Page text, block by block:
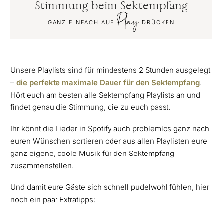
Stimmung beim Sektempfang
GANZ EINFACH AUF PlayDRÜCKEN
Unsere Playlists sind für mindestens 2 Stunden ausgelegt
– die perfekte maximale Dauer für den Sektempfang.
Hört euch am besten alle Sektempfang Playlists an und
findet genau die Stimmung, die zu euch passt.
Ihr könnt die Lieder in Spotify auch problemlos ganz nach
euren Wünschen sortieren oder aus allen Playlisten eure
ganz eigene, coole Musik für den Sektempfang
zusammenstellen.
Und damit eure Gäste sich schnell pudelwohl fühlen, hier
noch ein paar Extratipps: